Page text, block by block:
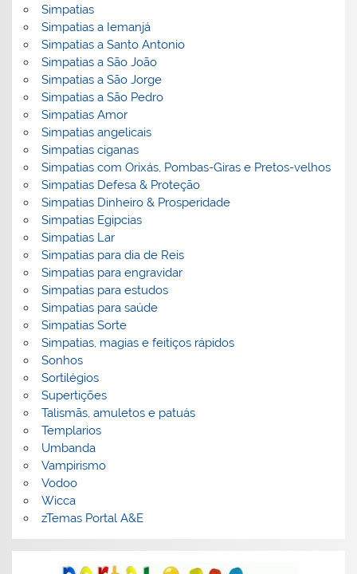
Simpatias
Simpatias a Iemanjá
Simpatias a Santo Antonio
Simpatias a São João
Simpatias a São Jorge
Simpatias a São Pedro
Simpatias Amor
Simpatias angelicais
Simpatias ciganas
Simpatias com Orixás, Pombas-Giras e Pretos-velhos
Simpatias Defesa & Proteção
Simpatias Dinheiro & Prosperidade
Simpatias Egipcias
Simpatias Lar
Simpatias para dia de Reis
Simpatias para engravidar
Simpatias para estudos
Simpatias para saúde
Simpatias Sorte
Simpatias, magias e feitiços rápidos
Sonhos
Sortilégios
Supertições
Talismãs, amuletos e patuás
Templarios
Umbanda
Vampirismo
Vodoo
Wicca
zTemas Portal A&E